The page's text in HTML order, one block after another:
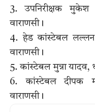
3. उपनिरीक्षक मुकेश
वाराणसी।
4. हेड कांस्टेबल लल्लन
वाराणसी।
5. कांस्टेबल मुन्ना यादव,
6. कांस्टेबल दीपक
वाराणसी।